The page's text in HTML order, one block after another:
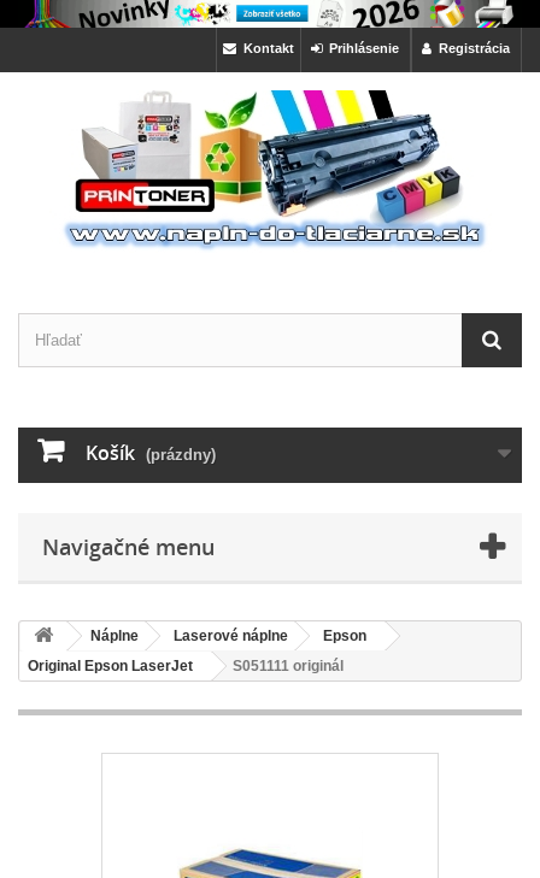
Registrácia
Prihlásenie
Kontakt
Košík (prázdny)
Navigačné menu
Náplne Laserové náplne
Epson
Original Epson LaserJet
S051111 originál